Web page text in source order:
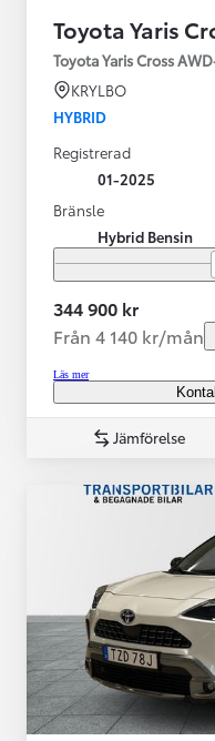
Toyota Yaris
Toyota Yaris Cross
KRYLBO
HYBRID
Registrerad
01-2025
Bränsle
Hybrid Bensin
344 900 kr
Från 4 140 kr/mån
Läs mer
Jämförelse